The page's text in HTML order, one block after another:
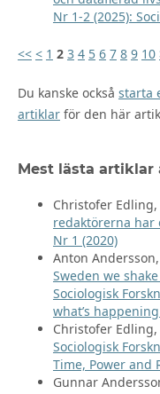
Nr 1-2 (2025):
<< < 1 2 3 4 5 6 7 8 9 10
Du kanske också starta
artiklarför den här
Mest lästa artiklar
Christofer Edling,
redaktörerna har
Nr 1 (2020)
Anton
Sweden we
Sociologisk
what’s
Christofer Edling,
Sociologisk
Time, Power and
Gunnar